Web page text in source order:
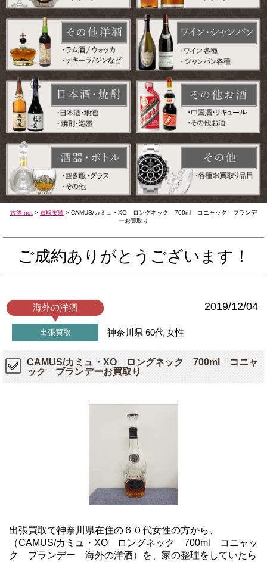
古酒.net > 買取実績 > CAMUS/カミュ・XO ロングネック 700ml コニャック ブランデ
ーお買取り
ご成約ありがとうございます！
海外の洋酒 2019/12/04
出張買取 神奈川県 60代 女性
CAMUS/カミュ・XO ロングネック 700ml コニャ
ック ブランデーお買取り
出張買取で神奈川県在住の６０代女性の方から、
（CAMUS/カミュ・XO ロングネック 700ml コニャッ
ク ブランデー 海外の洋酒）を、家の整理をしていたら